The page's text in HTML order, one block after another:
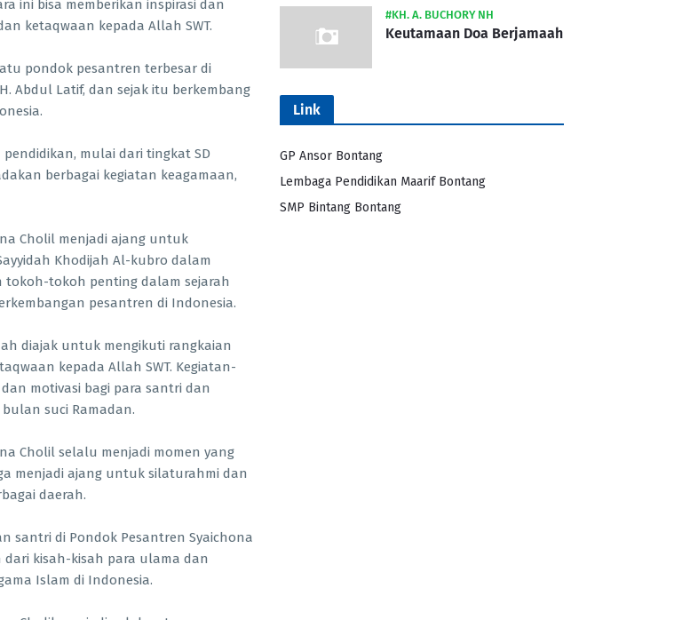
ini bisa memberikan inspirasi dan
ketaqwaan kepada Allah SWT.
pondok pesantren terbesar di
Abdul Latif, dan sejak itu berkembang
mulai dari tingkat SD
berbagai kegiatan keagamaan,
Cholil menjadi ajang untuk
Khodijah Al-kubro dalam
tokoh-tokoh penting dalam sejarah
pesantren di Indonesia.
diajak untuk mengikuti rangkaian
kepada Allah SWT. Kegiatan-
motivasi bagi para santri dan
suci Ramadan.
Cholil selalu menjadi momen yang
menjadi ajang untuk silaturahmi dan
daerah.
santri di Pondok Pesantren Syaichona
kisah-kisah para ulama dan
Islam di Indonesia.
#KH. A. BUCHORY NH
Keutamaan Doa Berjamaah
Link
GP Ansor Bontang
Lembaga Pendidikan Maarif Bontang
SMP Bintang Bontang